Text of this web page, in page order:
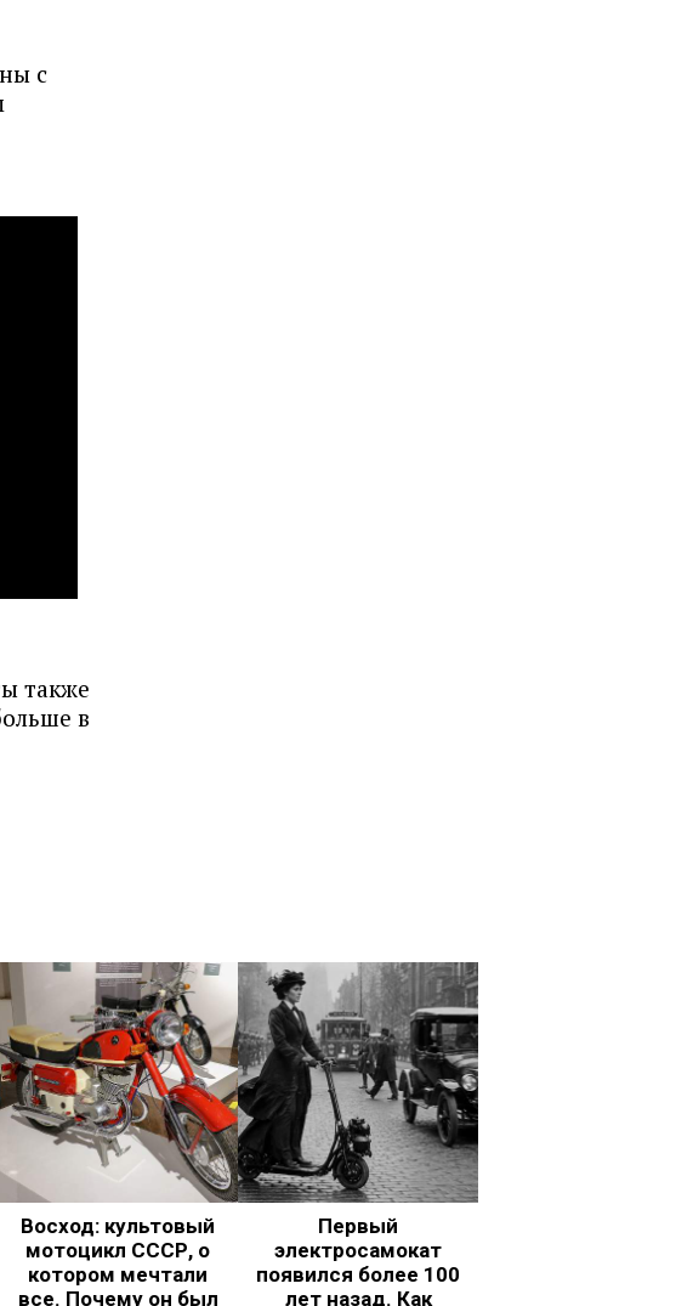
с
также
в
Восход: культовый
мотоцикл СССР, о
котором мечтали
все. Почему он был
Первый
электросамокат
появился более 100
лет назад. Как